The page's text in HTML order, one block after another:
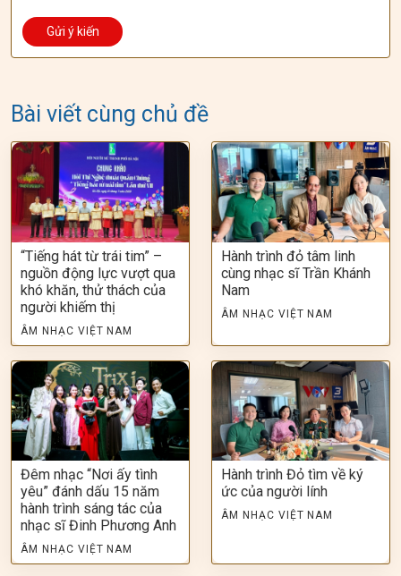
Bài viết cùng chủ đề
“Tiếng hát từ trái tim” –
nguồn động lực vượt qua
khó khăn, thử thách của
người khiếm thị
ÂM NHẠC VIỆT NAM
Hành trình đỏ tâm linh
cùng nhạc sĩ Trần Khánh
Nam
ÂM NHẠC VIỆT NAM
Đêm nhạc “Nơi ấy tình
yêu” đánh dấu 15 năm
hành trình sáng tác của
nhạc sĩ Đinh Phương Anh
ÂM NHẠC VIỆT NAM
Hành trình Đỏ tìm về ký
ức của người lính
ÂM NHẠC VIỆT NAM